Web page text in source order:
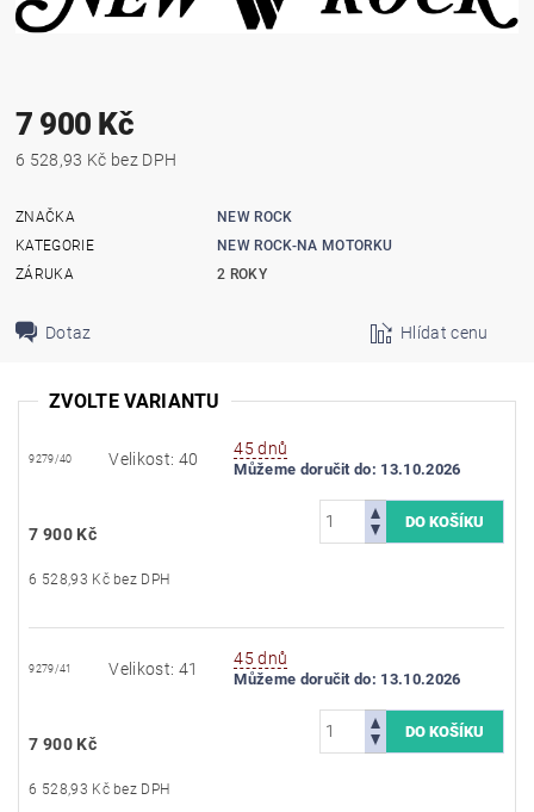
7 900 Kč
6 528,93 Kč bez DPH
ZNAČKA
NEW ROCK
KATEGORIE
NEW ROCK-NA MOTORKU
ZÁRUKA
2 ROKY
Dotaz Hlídat cenu
ZVOLTE VARIANTU
9279/40 Velikost: 40
45 dnů
Můžeme doručit do: 13.10.2026
7 900 Kč
6 528,93 Kč bez DPH
9279/41 Velikost: 41
45 dnů
Můžeme doručit do: 13.10.2026
7 900 Kč
6 528,93 Kč bez DPH